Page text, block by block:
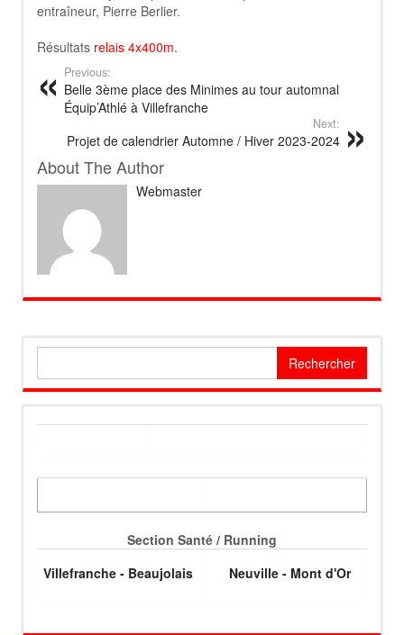
entraîneur, Pierre Berlier.
Résultats relais 4x400m.
Previous:
Belle 3ème place des Minimes au tour automnal
Équip’Athlé à Villefranche
Next:
Projet de calendrier Automne / Hiver 2023-2024
About The Author
Webmaster
Section Santé / Running
Villefranche - Beaujolais
Neuville - Mont d'Or